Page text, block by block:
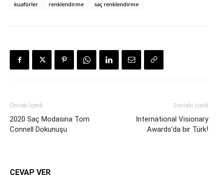
kuaförler
renklendirme saç renklendirme
Önceki İçerik
2020 Saç Modasına Tom
Connell Dokunuşu
Sonraki İçerik
International Visionary
Awards’da bir Türk!
CEVAP VER